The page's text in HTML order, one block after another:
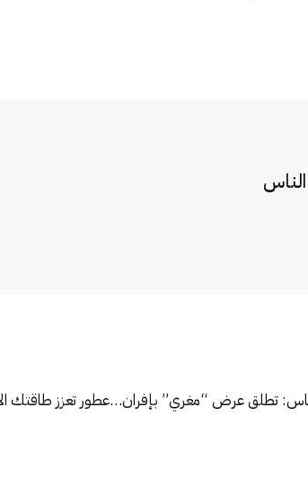
تطلق عرض “مغري” بإفران…عطور تعزز طاقتك